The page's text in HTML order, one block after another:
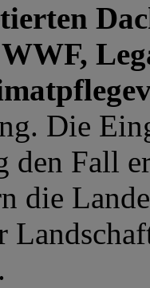
Die
den Fall
die